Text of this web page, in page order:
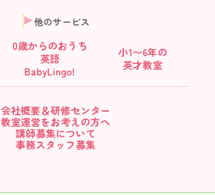
他のサービス
0歳からのおうち
英語
BabyLingo!
小1〜6年の
英才教室
会社概要＆研修センター
教室運営をお考えの方へ
講師募集について
事務スタッフ募集